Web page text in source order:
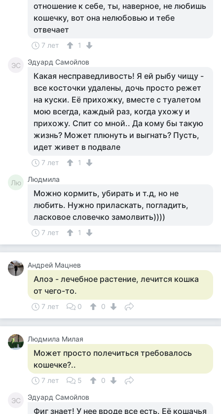
отношение к себе, ты, наверное, не любишь
кошечку, вот она нелюбовью и тебе
отвечает
7 лет 1
ЭС Эдуард Самойлов
Какая несправедливость! Я ей рыбу чищу -
все косточки удалены, дочь просто режет
на куски. Её прихожку, вместе с туалетом
мою всегда, каждый раз, когда ухожу и
прихожу. Спит со мной.. Да кому бы такую
жизнь? Может плюнуть и выгнать? Пусть,
идет живет в подвале
7 лет 1
Лю Людмила
Можно кормить, убирать и т.д, но не
любить. Нужно приласкать, погладить,
ласковое словечко замолвить))))
7 лет 1
Андрей Мацнев
Алоэ - лечебное растение, лечится кошка
от чего-то.
7 лет 0 0
Людмила Милая
Может просто полечиться требовалось
кошечке?..
7 лет 5 0
ЭС Эдуард Самойлов
Фиг знает! У нее вроде все есть. Её кошачья